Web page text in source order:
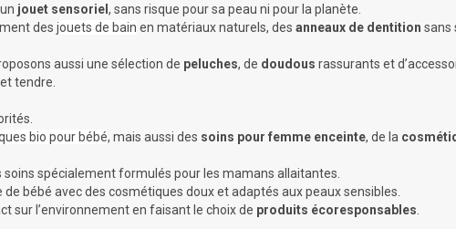
jouet sensoriel , sans risque pour sa peau ni pour la planète.
des jouets de bain en matériaux naturels, des anneaux de dentition sans
aussi une sélection de peluches, de doudous rassurants et
tendre.
bio pour bébé, mais aussi des soins pour femme enceinte, de la
spécialement formulés pour les mamans allaitantes.
bébé avec des cosmétiques doux et adaptés aux peaux sensibles.
sur l’environnement en faisant le choix de produits écoresponsables